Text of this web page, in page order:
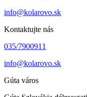
info@kolarovo.sk
Kontaktujte nás
035/7900911
info@kolarovo.sk
Gúta város